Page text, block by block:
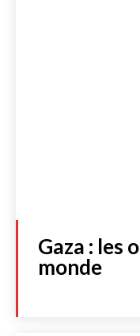
Gaza : les
monde